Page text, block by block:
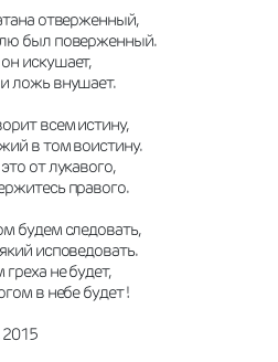
отверженный,
был поверженный.
искушает,
ложь внушает.
всем истину,
в том воистину.
от лукавого,
правого.
будем следовать,
исповедовать.
не будет,
в небе будет !
2015